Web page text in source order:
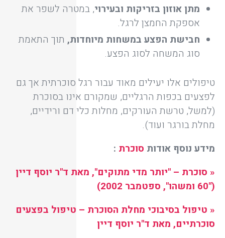
מתן אוזון בזריקות ובעירוי, במטרה לשפר את
אספקת החמצן לרגל.
חבישת הפצע במשחות מיוחדות, תוך התאמת
סוג המשחה לסוג הפצע.
טיפולים אלו יעילים מאוד עבור רגל סוכרתית אך גם
לפצעים בכפות הרגליים, שמקורם אינו בסוכרת
(למשל, טרשת העורקים, מחלות כלי דם ורידיים,
מחלת בורגר ועוד).
מידע נוסף אודות סוכרת :
« סוכרת – "יותר מדי מתוקים", מאת ד"ר יוסף דיין
("60 ומשהו", ספטמבר 2002)
« טיפול בסיבוכי מחלת הסוכרת – טיפול בפצעים
סוכרתיים, מאת ד"ר יוסף דיין